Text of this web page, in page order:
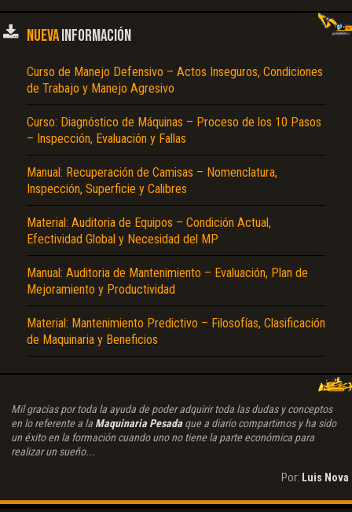
NUEVAINFORMACIÓN
Curso de Manejo Defensivo – Actos Inseguros, Condiciones
de Trabajo y Manejo Agresivo
Curso: Diagnóstico de Máquinas – Proceso de los 10 Pasos
– Inspección, Evaluación y Fallas
Manual: Recuperación de Camisas – Nomenclatura,
Inspección, Superficie y Calibres
Material: Auditoria de Equipos – Condición Actual,
Efectividad Global y Necesidad del MP
Manual: Auditoria de Mantenimiento – Evaluación, Plan de
Mejoramiento y Productividad
Material: Mantenimiento Predictivo – Filosofías, Clasificación
de Maquinaria y Beneficios
Mil gracias por toda la ayuda de poder adquirir toda las dudas y conceptos
en lo referente a la Maquinaria Pesadaque a diario compartimos y ha sido
un éxito en la formación cuando uno no tiene la parte económica para
realizar un sueño...
Por: Luis Nova